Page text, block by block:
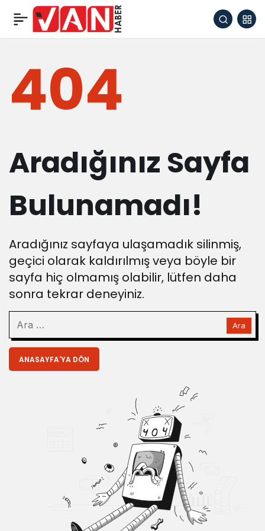
404
Aradığınız Sayfa
Bulunamadı!
Aradığınız sayfaya ulaşamadık silinmiş,
geçici olarak kaldırılmış veya böyle bir
sayfa hiç olmamış olabilir, lütfen daha
sonra tekrar deneyiniz.
ANASAYFA'YA DÖN